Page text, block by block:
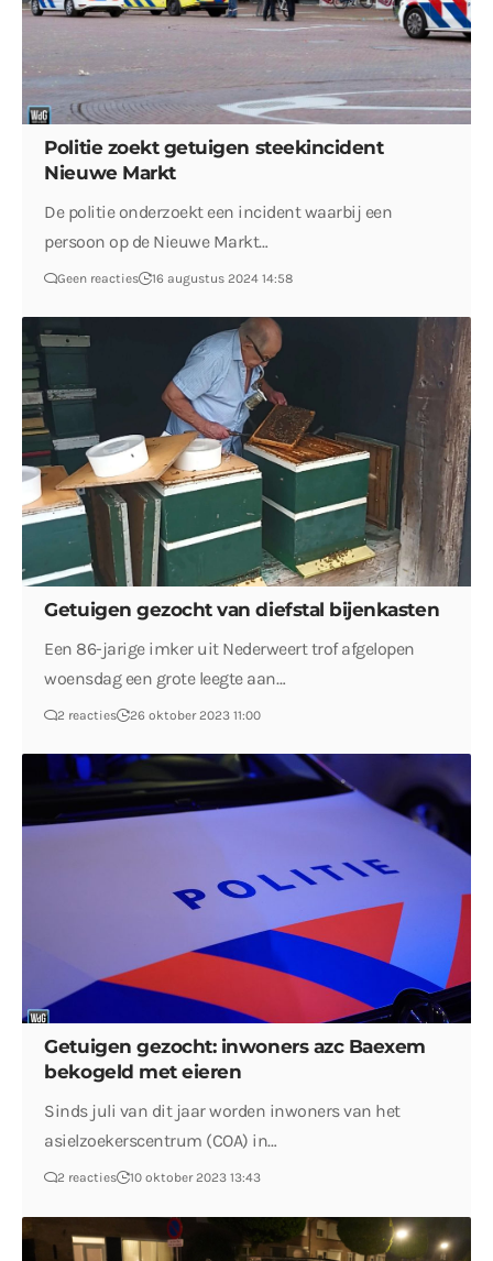
Politie zoekt getuigen steekincident
Nieuwe Markt
De politie onderzoekt een incident waarbij een
persoon op de Nieuwe Markt…
Geen reacties 16 augustus 2024 14:58
Getuigen gezocht van diefstal bijenkasten
Een 86-jarige imker uit Nederweert trof afgelopen
woensdag een grote leegte aan…
2 reacties 26 oktober 2023 11:00
Getuigen gezocht: inwoners azc Baexem
bekogeld met eieren
Sinds juli van dit jaar worden inwoners van het
asielzoekerscentrum (COA) in…
2 reacties 10 oktober 2023 13:43